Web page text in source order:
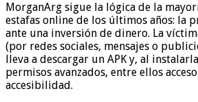
MorganArg sigue la lógica de la
estafas online de los últimos años: la
ante una inversión de dinero. La
(por redes sociales, mensajes o
lleva a descargar un APK y, al
permisos avanzados, entre ellos
accesibilidad.